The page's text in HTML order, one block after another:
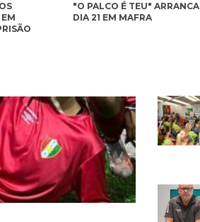
"O PALCO É TEU" ARRANCA
DIA 21 EM MAFRA